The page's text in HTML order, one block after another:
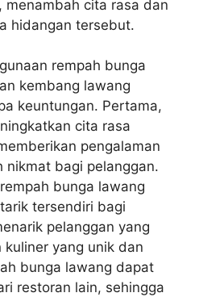
cita rasa dan
hidangan tersebut.
rempah bunga
kembang lawang
keuntungan. Pertama,
cita rasa
pengalaman
nikmat bagi pelanggan.
bunga lawang
tersendiri bagi
pelanggan yang
kuliner yang unik dan
bunga lawang dapat
restoran lain, sehingga